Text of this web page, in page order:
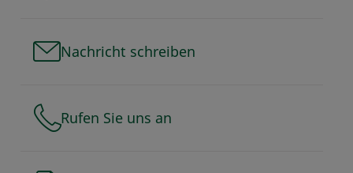
Nachricht schreiben
Rufen Sie uns an